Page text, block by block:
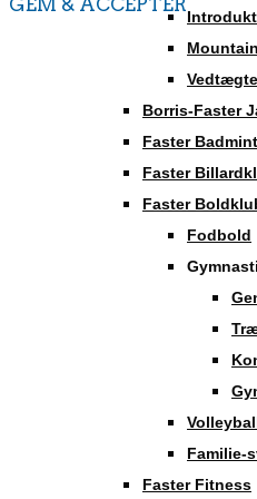
Borris-Faster
Faster
Faster
Faster
Fodbold
Familie-
Faster Fitness
GEM & ACCEPTÈR